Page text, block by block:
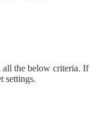
all the below criteria. If
settings.